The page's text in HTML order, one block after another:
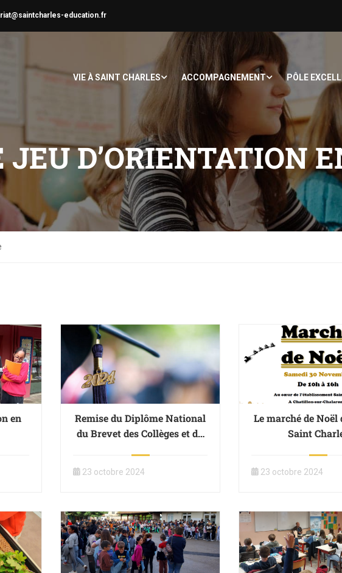
education.fr
VIE À SAINT CHARLES ACCOMPAGNEMENT PÔLE
JEU D’ORIENTATION
en
Remise du Diplôme National
du Brevet des Collèges et du
23 octobre 2024
Le marché de Noël
Saint
23 octobre 2024